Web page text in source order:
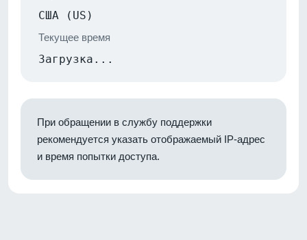
США (US)
Текущее время
Загрузка...
При обращении в службу поддержки
рекомендуется указать отображаемый IP-адрес
и время попытки доступа.